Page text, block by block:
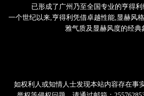
已形成了广州乃至全国专业的亨得利
一个世纪以来,亨得利凭借卓越性能,显赫风
雅气质及显赫风度的经典
如权利人或知情人士发现本站内容存在事